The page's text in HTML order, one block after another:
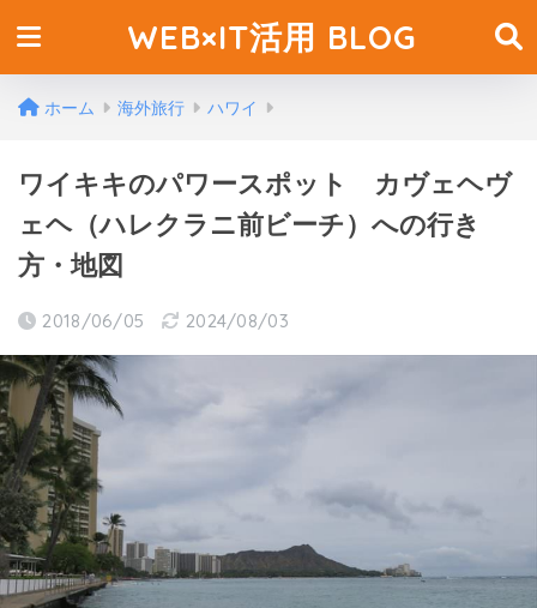
WEB×IT活用 BLOG
ホーム 海外旅行 ハワイ
ワイキキのパワースポット カヴェヘヴ
ェヘ（ハレクラニ前ビーチ）への行き
方・地図
2018/06/05 2024/08/03